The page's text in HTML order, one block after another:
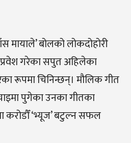
मायाले’ बोलको लोकदोहोरी
प्रवेश गरेका सपुत अहिलेका
रूपमा चिनिन्छन्। मौलिक गीत
पुगेका उनका गीतका
करोडौँ ‘भ्यूज’ बटुल्न सफल